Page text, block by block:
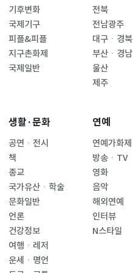
기후변화
국제기구
피플&피플
지구촌화제
국제일반
전북
전남광주
대구ㆍ경북
부산ㆍ경남
울산
제주
생활·문화
공연ㆍ전시
책
종교
국가유산ㆍ학술
문화일반
언론
건강정보
여행ㆍ레저
운세ㆍ명언
연예
연예가화제
방송ㆍTV
영화
음악
해외연예
인터뷰
N스타일